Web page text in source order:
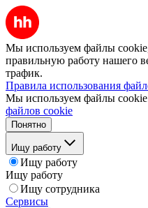
Мы используем файлы
правильную работу нашего
трафик.
Правила использования
Мы используем файлы
файлов cookie
Понятно
Ищу работу
Ищу работу
Ищу работу
Ищу сотрудника
Сервисы